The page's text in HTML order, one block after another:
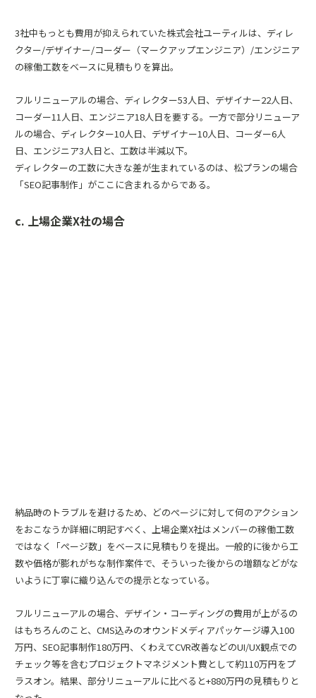
3社中もっとも費用が抑えられていた株式会社ユーティルは、ディレ
クター/デザイナー/コーダー（マークアップエンジニア）/エンジニア
の稼働工数をベースに見積もりを算出。
フルリニューアルの場合、ディレクター53人日、デザイナー22人日、
コーダー11人日、エンジニア18人日を要する。一方で部分リニューア
ルの場合、ディレクター10人日、デザイナー10人日、コーダー6人
日、エンジニア3人日と、工数は半減以下。
ディレクターの工数に大きな差が生まれているのは、松プランの場合
「SEO記事制作」がここに含まれるからである。
c. 上場企業X社の場合
納品時のトラブルを避けるため、どのぺージに対して何のアクション
をおこなうか詳細に明記すべく、上場企業X社はメンバーの稼働工数
ではなく「ぺージ数」をベースに見積もりを提出。一般的に後から工
数や価格が膨れがちな制作案件で、そういった後からの増額などがな
いように丁寧に織り込んでの提示となっている。
フルリニューアルの場合、デザイン・コーディングの費用が上がるの
はもちろんのこと、CMS込みのオウンドメディアパッケージ導入100
万円、SEO記事制作180万円、くわえてCVR改善などのUI/UX観点での
チェック等を含むプロジェクトマネジメント費として約110万円をプ
ラスオン。結果、部分リニューアルに比べると+880万円の見積もりと